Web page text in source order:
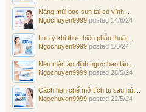
Nâng mũi bọc sụn tai có vĩnh...
Ngochuyen9999 posted 14/6/24
Lưu ý khi thực hiện phẫu thuật...
Ngochuyen9999 posted 1/6/24
Nên mặc áo định ngực bao lâu...
Ngochuyen9999 posted 28/5/24
Cách hạn chế mỡ tích tụ sau hút...
Ngochuyen9999 posted 22/5/24